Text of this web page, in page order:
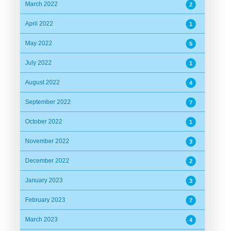
March 2022 2
April 2022 1
May 2022 5
July 2022 1
August 2022 4
September 2022 7
October 2022 1
November 2022 3
December 2022 2
January 2023 3
February 2023 7
March 2023 4